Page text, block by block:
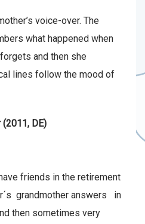
voice-over. The
what happened when
and then she
lines follow the mood of
(2011, DE)
friends in the retirement
grandmother answers in
then sometimes very